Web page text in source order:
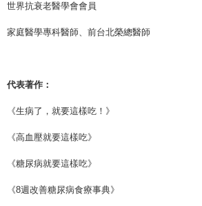
世界抗衰老醫學會會員
家庭醫學專科醫師、前台北榮總醫師
代表著作：
《生病了，就要這樣吃！》
《高血壓就要這樣吃》
《糖尿病就要這樣吃》
《8週改善糖尿病食療事典》